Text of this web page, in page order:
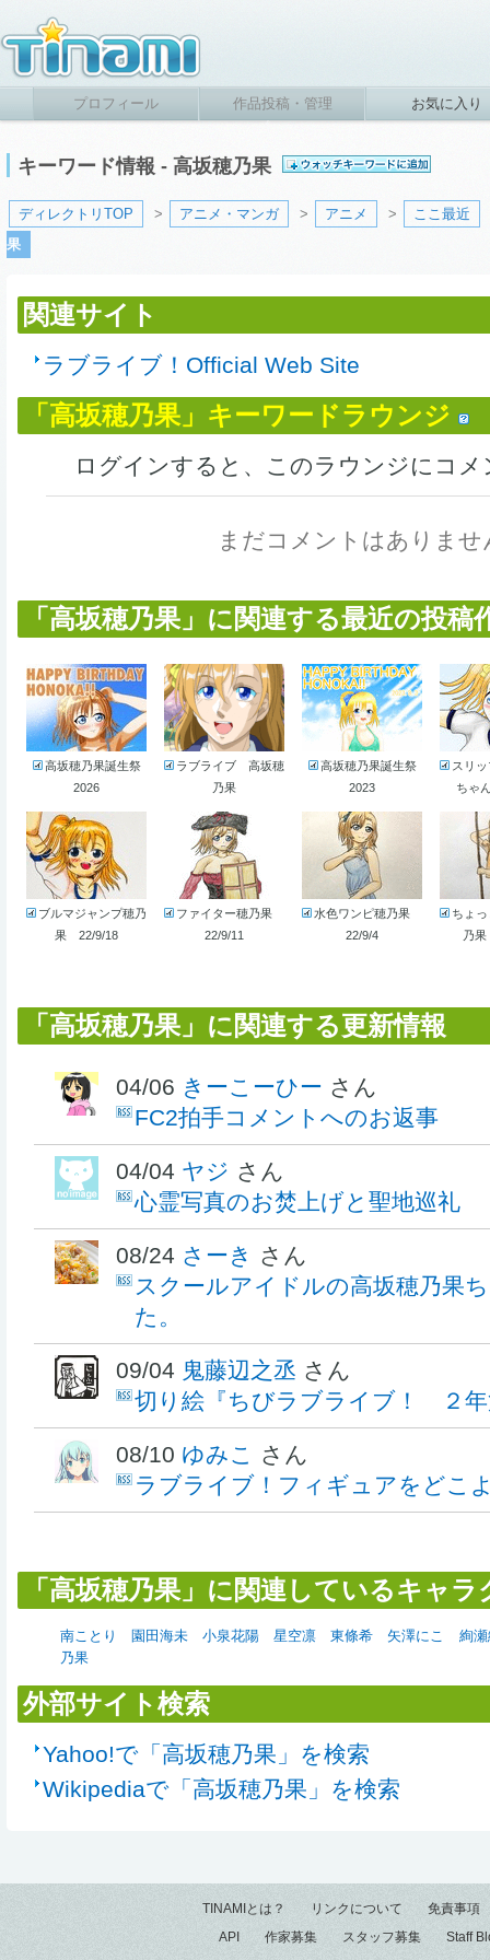
プロフィール 作品投稿・管理 お気に入り
キーワード情報 - 高坂穂乃果
ディレクトリTOP > アニメ・マンガ > アニメ > ここ最近
果
関連サイト
ラブライブ！Official Web Site
「高坂穂乃果」キーワードラウンジ
ログインすると、このラウンジにコ
まだコメントはありませ
「高坂穂乃果」に関連する最近の投稿
高坂穂乃果誕生祭
2026
ラブライブ 高坂穂
乃果
高坂穂乃果誕生祭
2023
スリ
ちゃ
ブルマジャンプ穂乃
果 22/9/18
ファイター穂乃果
22/9/11
水色ワンピ穂乃果
22/9/4
ちょ
乃
「高坂穂乃果」に関連する更新情報
04/06 きーこーひー さん
FC2拍手コメントへのお返事
04/04 ヤジ さん
心霊写真のお焚上げと聖地巡礼
08/24 さーき さん
スクールアイドルの高坂穂乃果
た。
09/04 鬼藤辺之丞 さん
切り絵『ちびラブライブ！ ２年
08/10 ゆみこ
さん
ラブライブ！フィギュアをどこ
「高坂穂乃果」に関連しているキャラ
南ことり 園田海未 小泉花陽 星空凛 東條希 矢澤にこ
絢
乃果
外部サイト検索
Yahoo!で「高坂穂乃果」を検索
Wikipediaで「高坂穂乃果」を検索
TINAMIとは？ リンクについて
免責事項
API
作家募集 スタッフ募集 Staff